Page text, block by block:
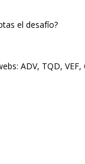
el desafío?
ADV, TQD, VEF,